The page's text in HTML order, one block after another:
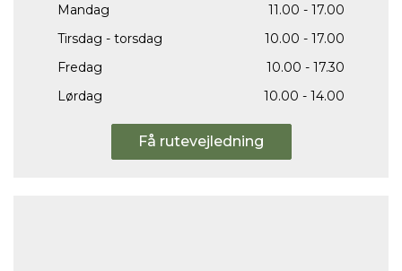
Mandag
11.00 - 17.00
Tirsdag - torsdag
10.00 - 17.00
Fredag
10.00 - 17.30
Lørdag
10.00 - 14.00
Få rutevejledning